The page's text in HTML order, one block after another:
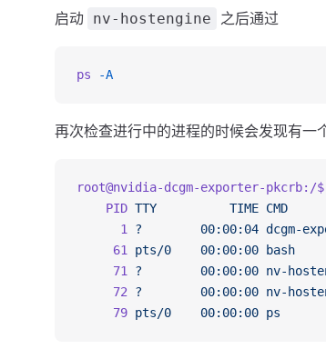
启动 nv-hostengine 之后通过
ps -A
再次检查进行中的进程的时候会发现有一
root@nvidia-dcgm-exporter-pkcrb:/$
    PID
TTY
          TIME
CMD
      1
?
        00:00:04
dcgm-
     61
pts/0
    00:00:00
bash
     71
?
        00:00:00
nv-
     72
?
        00:00:00
nv-
     79
pts/0
    00:00:00
ps